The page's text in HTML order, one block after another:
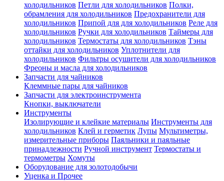
холодильников Петли для холодильников Полки,
обрамления для холодильников Предохранители для
холодильников Припой для для холодильников Реле для
холодильников Ручки для холодильников Таймеры для
холодильников Термостаты для холодильников Тэны
оттайки для холодильников Уплотнители для
холодильников Фильтры осушители для холодильников
Фреоны и масла для холодильников
Запчасти для чайников
Клеммные пары для чайников
Запчасти для электроинструмента
Кнопки, выключатели
Инструменты
Изолирующие и клейкие материалы Инструменты для
холодильников Клей и герметик Лупы Мультиметры,
измерительные приборы Паяльники и паяльные
принадлежности Ручной инструмент Термостаты и
термометры Хомуты
Оборудование для золотодобычи
Уценка и Прочее